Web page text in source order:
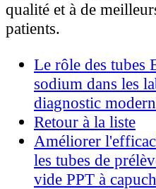
qualité et à de
patients.
Le rôle des tubes
sodium dans les
diagnostic
Retour à la liste
Améliorer
les tubes de
vide PPT à